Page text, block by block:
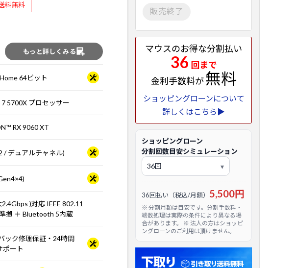
料無料
もっと詳しくみる
64ビット
5700X プロセッサー
RX 9060 XT
/ デュアルチャネル)
)対応 IEEE 802.11
拠 ＋ Bluetooth 5内蔵
ック修理保証・24時間
ポート
販売終了
マウスのお得な分割払い
36 回まで
金利手数料が無料
ショッピングローンについて
詳しくはこちら▶
ショッピングローン
分割回数目安シミュレーション
36回払い（税込/月額） 5,500円
※ 分割月額は目安です。分割手数料・
端数処理は実際の条件により異なる場
合があります。 ※ 法人の方はショッピ
ングローンのご利用は頂けません。